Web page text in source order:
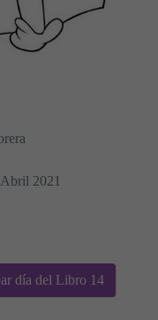
2021
día del Libro 14